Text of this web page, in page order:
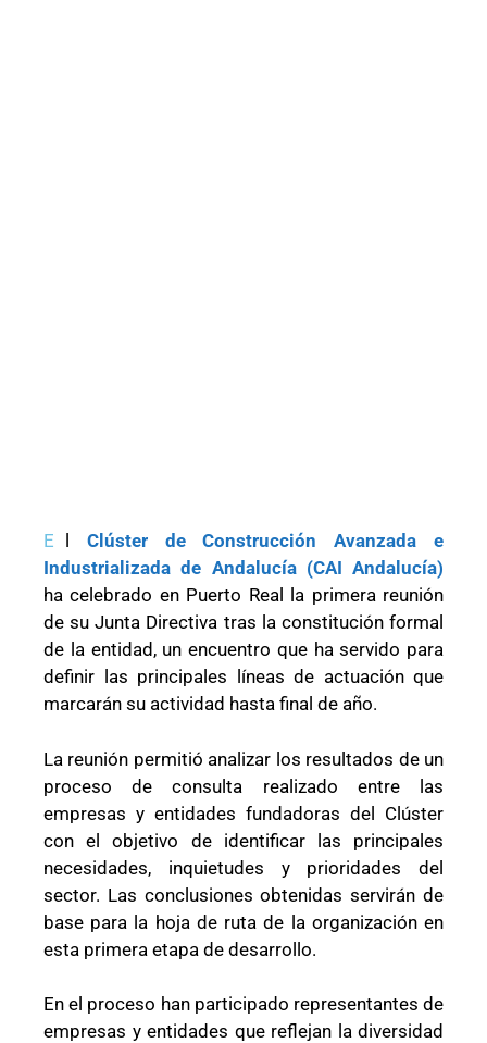
E
Clúster de Construcción Avanzada e
Industrializada de Andalucía (CAI Andalucía)
ha celebrado en Puerto Real la primera reunión
de su Junta Directiva tras la constitución formal
de la entidad, un encuentro que ha servido para
definir las principales líneas de actuación que
marcarán su actividad hasta final de año.
La reunión permitió analizar los resultados de un
proceso de consulta realizado entre las
empresas y entidades fundadoras del Clúster
con el objetivo de identificar las principales
necesidades, inquietudes y prioridades del
sector. Las conclusiones obtenidas servirán de
base para la hoja de ruta de la organización en
esta primera etapa de desarrollo.
En el proceso han participado representantes de
empresas y entidades que reflejan la diversidad